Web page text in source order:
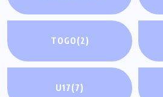
TOGO(2)
U17(7)